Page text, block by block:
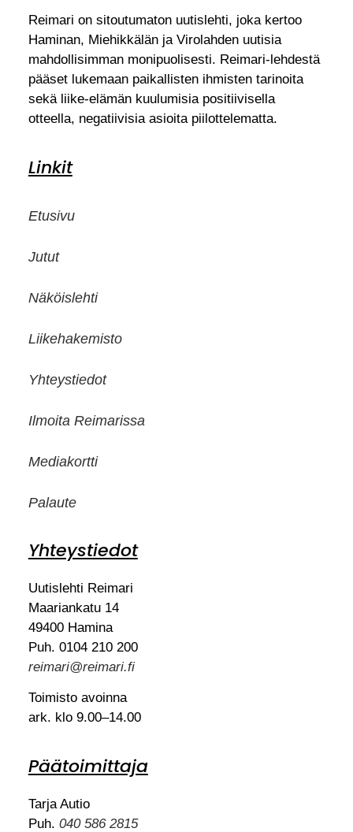
Reimari on sitoutumaton uutislehti, joka kertoo
Haminan, Miehikkälän ja Virolahden uutisia
mahdollisimman monipuolisesti. Reimari-lehdestä
pääset lukemaan paikallisten ihmisten tarinoita
sekä liike-elämän kuulumisia positiivisella
otteella, negatiivisia asioita piilottelematta.
Linkit
Etusivu
Jutut
Näköislehti
Liikehakemisto
Yhteystiedot
Ilmoita Reimarissa
Mediakortti
Palaute
Yhteystiedot
Uutislehti Reimari
Maariankatu 14
49400 Hamina
Puh. 0104 210 200
reimari@reimari.fi
Toimisto avoinna
ark. klo 9.00–14.00
Päätoimittaja
Tarja Autio
Puh. 040 586 2815